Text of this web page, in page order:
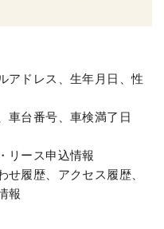
アドレス、生年月日、性
車台番号、車検満了日
リース申込情報
せ履歴、アクセス履歴、
報